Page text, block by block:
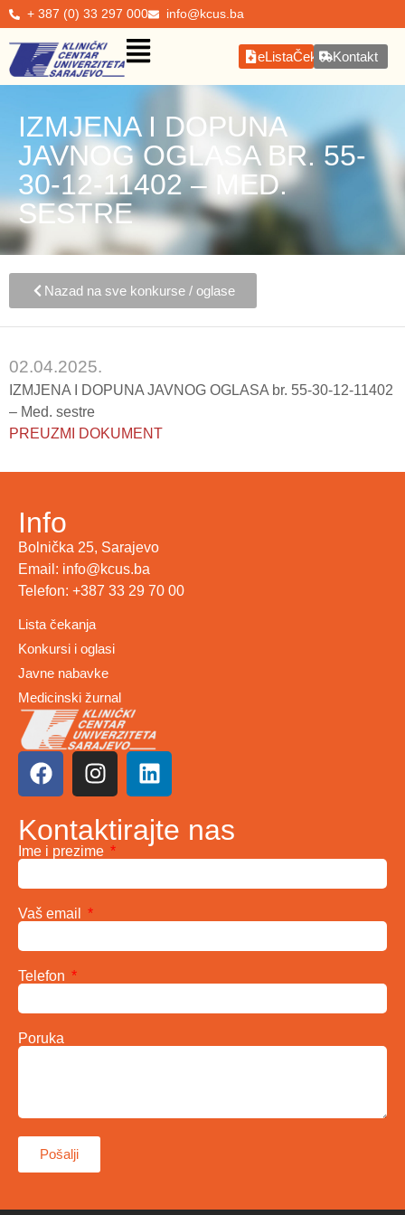
+ 387 (0) 33 297 000 info@kcus.ba
eListaČekanjaKontakt
IZMJENA I DOPUNA
JAVNOG OGLASA BR. 55-
30-12-11402 – MED.
SESTRE
Nazad na sve konkurse / oglase
02.04.2025.
IZMJENA I DOPUNA JAVNOG OGLASA br. 55-30-12-11402
– Med. sestre
PREUZMI DOKUMENT
Info
Bolnička 25, Sarajevo
Email: info@kcus.ba
Telefon: +387 33 29 70 00
Lista čekanja
Konkursi i oglasi
Javne nabavke
Medicinski žurnal
Kontaktirajte nas
Ime i prezime
Vaš email
Telefon
Poruka
Pošalji